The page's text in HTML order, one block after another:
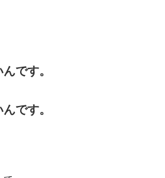
です。
です。